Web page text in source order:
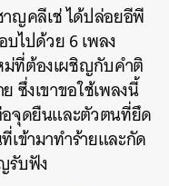
ญคลีเช่ ได้ปล่อยอีพี
ไปด้วย 6 เพลง
ที่ต้องเผชิญกับคำติ
ซึ่งเขาขอใช้เพลงนี้
อจุดยืนและตัวตนที่ยึด
เข้ามาทำร้ายและกัด
รับฟัง